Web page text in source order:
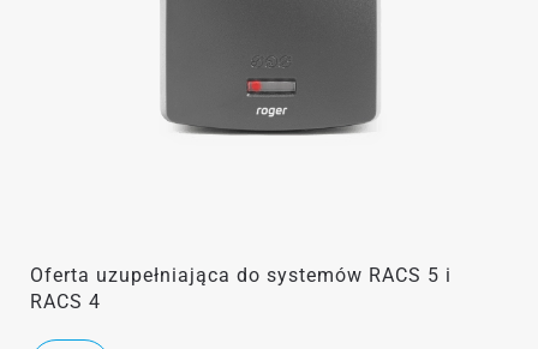
Oferta uzupełniająca do systemów RACS 5 i
RACS 4